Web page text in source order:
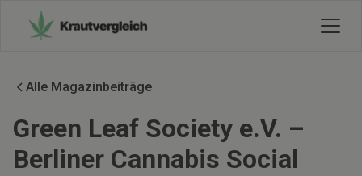
Alle Magazinbeiträge
Green Leaf Society e.V. –
Berliner Cannabis Social